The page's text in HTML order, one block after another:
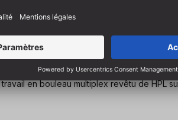
à trame perforée HPL / multiplex Ø 20 mm Plan de travail